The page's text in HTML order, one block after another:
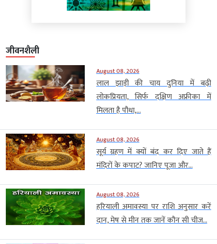
जीवनशैली
August 08, 2026
लाल झाड़ी की चाय दुनिया में बढ़ी
लोकप्रियता, सिर्फ दक्षिण अफ्रीका में
मिलता है पौधा,...
August 08, 2026
सूर्य ग्रहण में क्यों बंद कर दिए जाते हैं
मंदिरों के कपाट? जानिए पूजा और...
August 08, 2026
हरियाली अमावस्या पर राशि अनुसार करें
दान, मेष से मीन तक जानें कौन सी चीज...